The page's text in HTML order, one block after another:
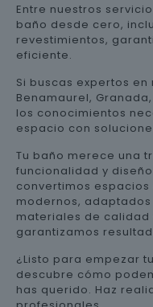
Entre nuestros
baño desde cero,
revestimientos,
eficiente.
Si buscas expertos
Benamaurel,
los conocimientos
espacio con
Tu baño merece una
funcionalidad y
convertimos
modernos,
materiales de calidad
garantizamos
¿Listo para empezar
descubre cómo
has querido. Haz